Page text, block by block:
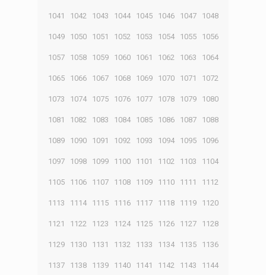
1041 1042 1043 1044 1045 1046 1047 1048
1049 1050 1051 1052 1053 1054 1055 1056
1057 1058 1059 1060 1061 1062 1063 1064
1065 1066 1067 1068 1069 1070 1071 1072
1073 1074 1075 1076 1077 1078 1079 1080
1081 1082 1083 1084 1085 1086 1087 1088
1089 1090 1091 1092 1093 1094 1095 1096
1097 1098 1099 1100 1101 1102 1103 1104
1105 1106 1107 1108 1109 1110 1111 1112
1113 1114 1115 1116 1117 1118 1119 1120
1121 1122 1123 1124 1125 1126 1127 1128
1129 1130 1131 1132 1133 1134 1135 1136
1137 1138 1139 1140 1141 1142 1143 1144